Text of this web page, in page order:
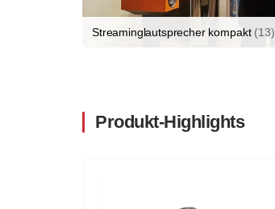
Streaminglautsprecher kompakt(13)
Produkt-Highlights